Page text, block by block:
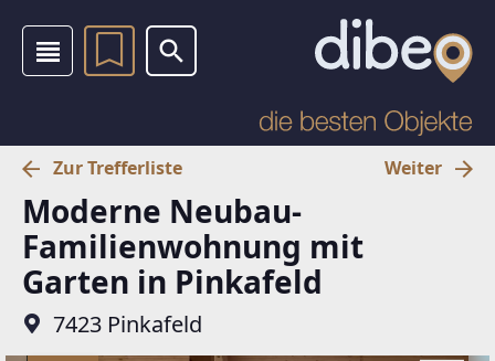
Zur Trefferliste Weiter
Moderne Neubau-
Familienwohnung mit
Garten in Pinkafeld
7423 Pinkafeld